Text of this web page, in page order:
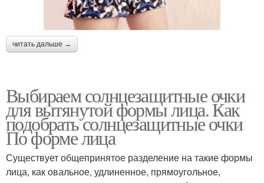
читать дальше →
Выбираем солнцезащитные очки
для вытянутой формы лица. Как
подобрать солнцезащитные очки
По форме лица
Существует общепринятое разделение на такие формы
лица, как овальное, удлиненное, прямоугольное,